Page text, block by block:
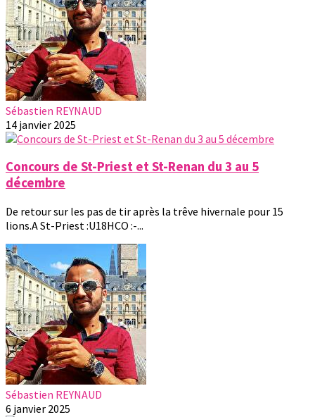
Sébastien REYNAUD
14 janvier 2025
Concours de St-Priest et St-Renan du 3 au 5
décembre
De retour sur les pas de tir après la trêve hivernale pour 15
lions.A St-Priest :U18HCO :-...
Sébastien REYNAUD
6 janvier 2025